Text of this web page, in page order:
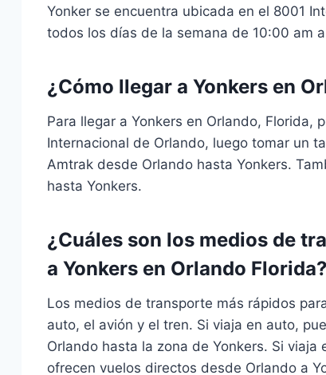
Yonker se encuentra ubicada en el 8001
todos los días de la semana de 10:00 am
¿Cómo llegar a Yonkers en
Para llegar a Yonkers en Orlando, Florida,
Internacional de Orlando, luego tomar un
Amtrak desde Orlando hasta Yonkers.
hasta Yonkers.
¿Cuáles son los medios de
a Yonkers en Orlando Florida?
Los medios de transporte más rápidos
auto, el avión y el tren. Si viaja en auto,
Orlando hasta la zona de Yonkers. Si
ofrecen vuelos directos desde Orlando a